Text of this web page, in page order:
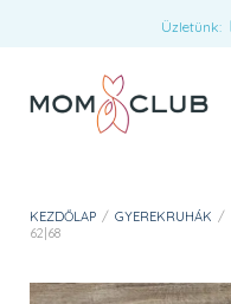
Üzletünk:
KEZDŐLAP / GYEREKRUHÁK /
62|68